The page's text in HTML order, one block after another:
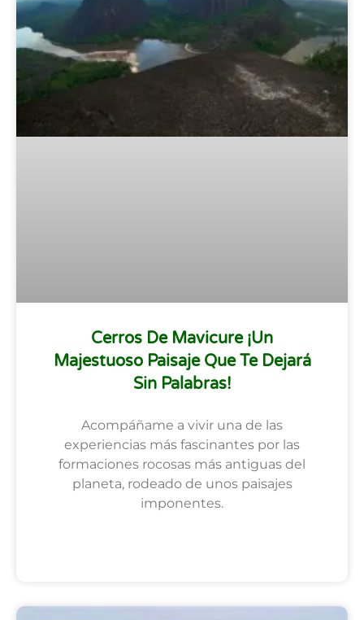
Cerros De Mavicure ¡Un
Majestuoso Paisaje Que Te Dejará
Sin Palabras!
Acompáñame a vivir una de las
experiencias más fascinantes por las
formaciones rocosas más antiguas del
planeta, rodeado de unos paisajes
imponentes.